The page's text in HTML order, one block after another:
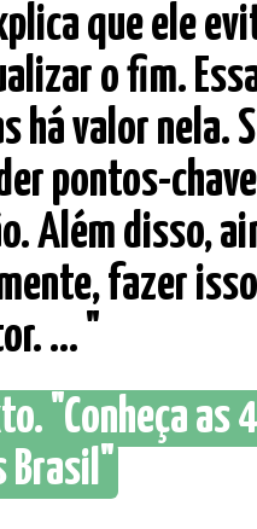
que ele
o fim.
há valor nela.
pontos-
Além disso,
fazer
... "
"Conheça as
Brasil"